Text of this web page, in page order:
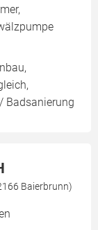
Badsanierung
Baierbrunn)